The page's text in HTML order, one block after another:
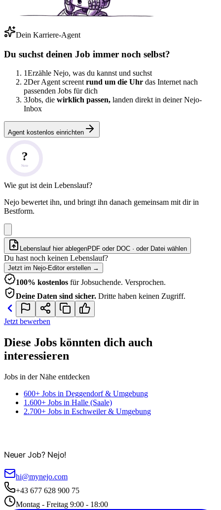
Dein Karriere-Agent
Du suchst deinen Job immer noch selbst?
1Erzähle Nejo, was du kannst und suchst
2Der Agent screent rund um die Uhr das Internet nach
passenden Jobs für dich
3Jobs, die wirklich passen, landen direkt in deiner Nejo-
Inbox
Agent kostenlos einrichten
?
Note
Wie gut ist dein Lebenslauf?
Nejo bewertet ihn, und bringt ihn danach gemeinsam mit dir in
Bestform.
Lebenslauf hier ablegenPDF oder DOC · oder Datei wählen
Du hast noch keinen Lebenslauf?
Jetzt im Nejo-Editor erstellen →
100% kostenlos für Jobsuchende. Versprochen.
Deine Daten sind sicher. Dritte haben keinen Zugriff.
Jetzt bewerben
Diese Jobs könnten dich auch
interessieren
Jobs in der Nähe entdecken
600+ Jobs in Deggendorf & Umgebung
1.600+ Jobs in Halle (Saale)
2.700+ Jobs in Eschweiler & Umgebung
Neuer Job? Nejo!
hi@mynejo.com
+43 677 628 900 75
Montag - Freitag 9:00 - 18:00